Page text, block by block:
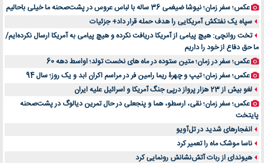
عکس؛ سفر زمان؛ نیوشا ضیغمی 36 ساله با لباس عروس در پشت‌صحنه ما خیلی باحالیم
سپاه یک نفتکش آمریکایی را هدف حمله قرار داد+ جزئیات
تخت روانچی: هیچ پیامی از آمریکا دریافت نکرده و هیچ پیامی به آمریکا ارسال نکرده‌ایم/
ما حق دفاع از خود را داریم
عکس؛ سفر در زمان؛ متین ستوده در ماه های نخست تولد؛ اواسط دهه 60
عکس؛ سفر زمان؛ تیپ و چهرۀ ریما رامین فر در مراسم اکران ابد و یک روز؛ سال 94
لغو بیش از 23 هزار پرواز درپی جنگ آمریکا و اسرائیل علیه ایران
عکس؛ سفر زمان؛ نقی، ارسطو، هما و پنجعلی در حال تمرین دیالوگ در پشت‌صحنه
پایتخت
انفجارهای شدید در تل‌آویو
ناسا موشک ماه را تعمیر کرد
هیوندای از ربات آتش‌نشانش رونمایی کرد